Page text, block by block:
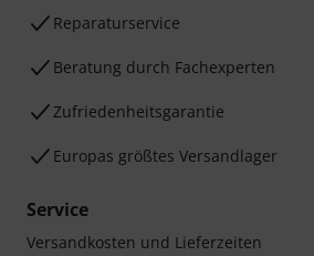
Reparaturservice
Beratung durch Fachexperten
Zufriedenheitsgarantie
Europas größtes Versandlager
Service
Versandkosten und Lieferzeiten